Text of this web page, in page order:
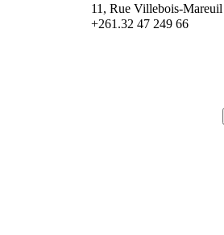
11, Rue Villebois-Mareuil
+261.32 47 249 66